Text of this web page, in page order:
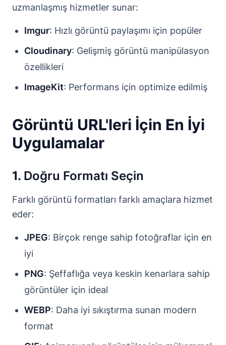
uzmanlaşmış hizmetler sunar:
Imgur: Hızlı görüntü paylaşımı için popüler
Cloudinary: Gelişmiş görüntü manipülasyon
özellikleri
ImageKit: Performans için optimize edilmiş
Görüntü URL'leri İçin En İyi
Uygulamalar
1. Doğru Formatı Seçin
Farklı görüntü formatları farklı amaçlara hizmet
eder:
JPEG: Birçok renge sahip fotoğraflar için en
iyi
PNG: Şeffaflığa veya keskin kenarlara sahip
görüntüler için ideal
WEBP: Daha iyi sıkıştırma sunan modern
format